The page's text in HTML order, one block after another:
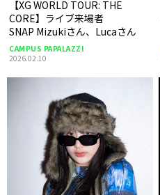
【XG WORLD TOUR: THE
CORE】ライブ来場者
SNAP Mizukiさん、Lucaさん
CAMPUS PAPALAZZI
2026.02.10